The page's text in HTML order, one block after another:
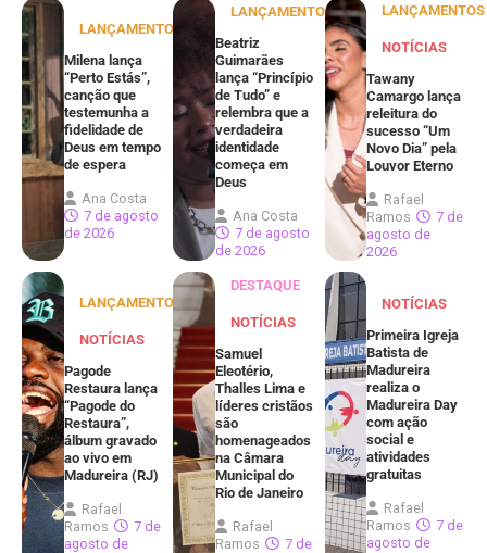
LANÇAMENTOS
Milena lança
“Perto Estás”,
canção que
testemunha a
fidelidade de
Deus em tempo
de espera
Ana Costa
7 de agosto
de 2026
LANÇAMENTOS
Beatriz
Guimarães
lança “Princípio
de Tudo” e
relembra que a
verdadeira
identidade
começa em
Deus
Ana Costa
7 de agosto
de 2026
LANÇAMENTOS
NOTÍCIAS
Tawany
Camargo lança
releitura do
sucesso “Um
Novo Dia” pela
Louvor Eterno
Rafael
Ramos
7 de
agosto de
2026
LANÇAMENTOS
NOTÍCIAS
Pagode
Restaura lança
“Pagode do
Restaura”,
álbum gravado
ao vivo em
Madureira (RJ)
Rafael
Ramos
7 de
agosto de
DESTAQUE
NOTÍCIAS
Samuel
Eleotério,
Thalles Lima e
líderes cristãos
são
homenageados
na Câmara
Municipal do
Rio de Janeiro
Rafael
Ramos
7 de
NOTÍCIAS
Primeira Igreja
Batista de
Madureira
realiza o
Madureira Day
com ação
social e
atividades
gratuitas
Rafael
Ramos
7 de
agosto de